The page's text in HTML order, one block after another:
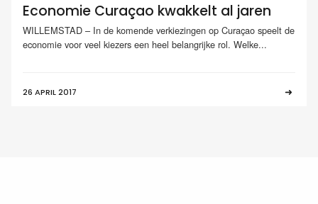
Economie Curaçao kwakkelt al jaren
WILLEMSTAD – In de komende verkiezingen op Curaçao speelt de
economie voor veel kiezers een heel belangrijke rol. Welke...
26 APRIL 2017